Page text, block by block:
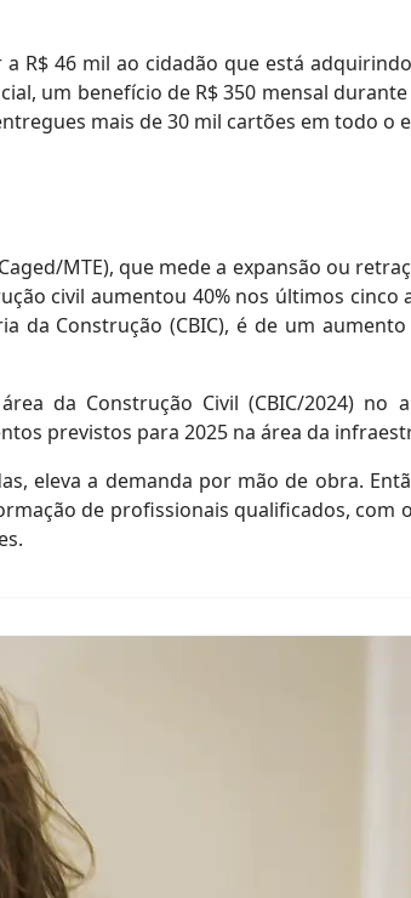
R$ 46 mil ao cidadão que está
um benefício de R$ 350 mensal
mais de 30 mil cartões em todo o
MTE), que mede a expansão ou
civil aumentou 40% nos últimos cinco
da Construção (CBIC), é de um
da Construção Civil (CBIC/2024) no
previstos para 2025 na área da
eleva a demanda por mão de obra.
de profissionais qualificados, com